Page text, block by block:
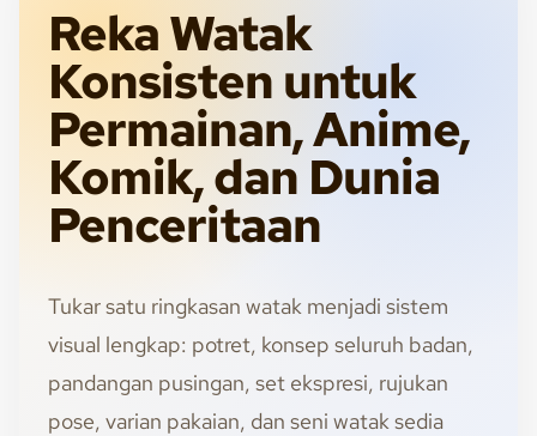
Reka Watak
Konsisten untuk
Permainan, Anime,
Komik, dan Dunia
Penceritaan
Tukar satu ringkasan watak menjadi sistem
visual lengkap: potret, konsep seluruh badan,
pandangan pusingan, set ekspresi, rujukan
pose, varian pakaian, dan seni watak sedia